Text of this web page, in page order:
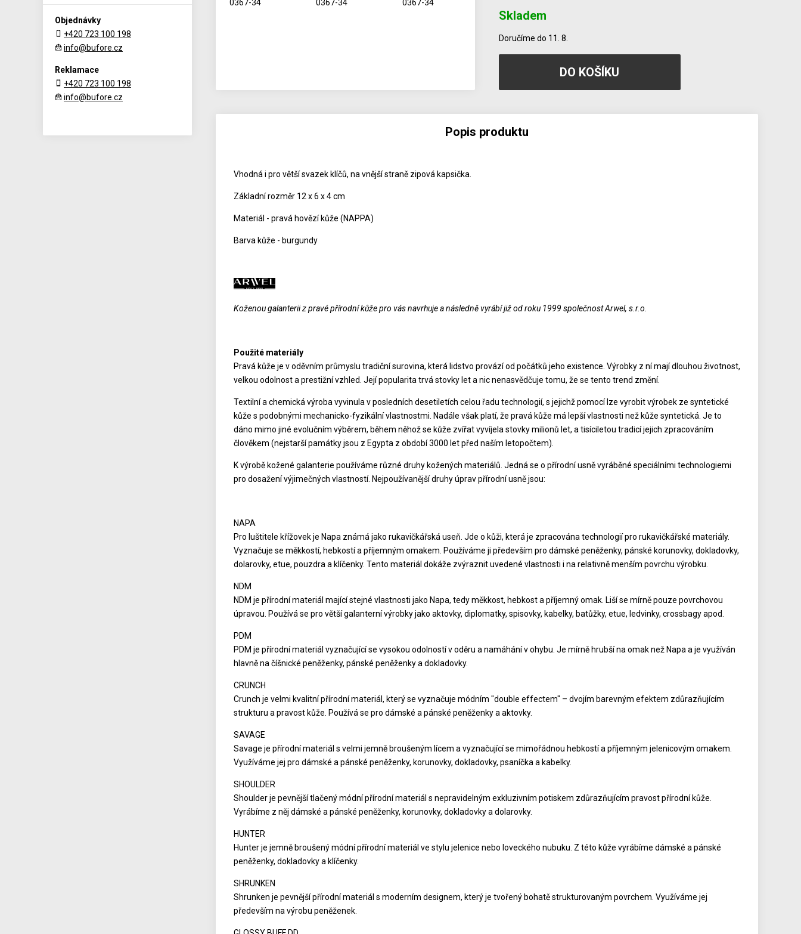
Skladem
Doručíme do 11. 8.
Popis produktu
Vhodná i pro větší svazek klíčů, na vnější straně zipová kapsička.
Základní rozměr 12 x 6 x 4 cm
Materiál - pravá hovězí kůže (NAPPA)
Barva kůže - burgundy
Koženou galanterii z pravé přírodní kůže pro vás navrhuje a následně vyrábí již od roku 1999 společnost Arwel, s.r.o.
Použité materiály
Pravá kůže je v oděvním průmyslu tradiční surovina, která lidstvo provází od počátků jeho existence. Výrobky z ní mají dlouhou životnost,
velkou odolnost a prestižní vzhled. Její popularita trvá stovky let a nic nenasvědčuje tomu, že se tento trend změní.
Textilní a chemická výroba vyvinula v posledních desetiletích celou řadu technologií, s jejichž pomocí lze vyrobit výrobek ze syntetické
kůže s podobnými mechanicko-fyzikální vlastnostmi. Nadále však platí, že pravá kůže má lepší vlastnosti než kůže syntetická. Je to
dáno mimo jiné evolučním výběrem, během něhož se kůže zvířat vyvíjela stovky milionů let, a tisíciletou tradicí jejich zpracováním
člověkem (nejstarší památky jsou z Egypta z období 3000 let před naším letopočtem).
K výrobě kožené galanterie používáme různé druhy kožených materiálů. Jedná se o přírodní usně vyráběné speciálními technologiemi
pro dosažení výjimečných vlastností. Nejpoužívanější druhy úprav přírodní usně jsou:
NAPA
Pro luštitele křížovek je Napa známá jako rukavičkářská useň. Jde o kůži, která je zpracována technologií pro rukavičkářské materiály.
Vyznačuje se měkkostí, hebkostí a příjemným omakem. Používáme ji především pro dámské peněženky, pánské korunovky, dokladovky,
dolarovky, etue, pouzdra a klíčenky. Tento materiál dokáže zvýraznit uvedené vlastnosti i na relativně menším povrchu výrobku.
NDM
NDM je přírodní materiál mající stejné vlastnosti jako Napa, tedy měkkost, hebkost a příjemný omak. Liší se mírně pouze povrchovou
úpravou. Používá se pro větší galanterní výrobky jako aktovky, diplomatky, spisovky, kabelky, batůžky, etue, ledvinky, crossbagy apod.
PDM
PDM je přírodní materiál vyznačující se vysokou odolností v oděru a namáhání v ohybu. Je mírně hrubší na omak než Napa a je využíván
hlavně na číšnické peněženky, pánské peněženky a dokladovky.
CRUNCH
Crunch je velmi kvalitní přírodní materiál, který se vyznačuje módním "double effectem" – dvojím barevným efektem zdůrazňujícím
strukturu a pravost kůže. Používá se pro dámské a pánské peněženky a aktovky.
SAVAGE
Savage je přírodní materiál s velmi jemně broušeným lícem a vyznačující se mimořádnou hebkostí a příjemným jelenicovým omakem.
Využíváme jej pro dámské a pánské peněženky, korunovky, dokladovky, psaníčka a kabelky.
SHOULDER
Shoulder je pevnější tlačený módní přírodní materiál s nepravidelným exkluzivním potiskem zdůrazňujícím pravost přírodní kůže.
Vyrábíme z něj dámské a pánské peněženky, korunovky, dokladovky a dolarovky.
HUNTER
Hunter je jemně broušený módní přírodní materiál ve stylu jelenice nebo loveckého nubuku. Z této kůže vyrábíme dámské a pánské
peněženky, dokladovky a klíčenky.
SHRUNKEN
Shrunken je pevnější přírodní materiál s moderním designem, který je tvořený bohatě strukturovaným povrchem. Využíváme jej
především na výrobu peněženek.
Objednávky
+420 723 100 198
info@bufore.cz
Reklamace
+420 723 100 198
info@bufore.cz